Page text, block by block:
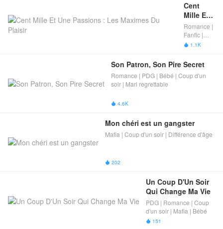
Cent
Mille Et
Une
Passions
: Les
Du
Plaisir
Romance |
Fanfic |
Coup d'un
Triangle
amoureux
 1.1K
Son Patron, Son Pire Secret
Romance | PDG | Bébé | Coup d'un
soir | Mari regrettable
 4.6K
Mon chéri est un gangster​
Mafia | Coup d'un soir | Différence d'âge​
 202
Un Coup D'Un Soir
Qui Change Ma Vie
PDG | Romance | Coup
d'un soir | Mafia | Bébé
 151